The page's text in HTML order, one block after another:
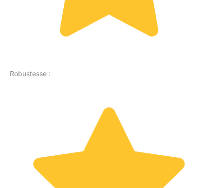
Robustesse :